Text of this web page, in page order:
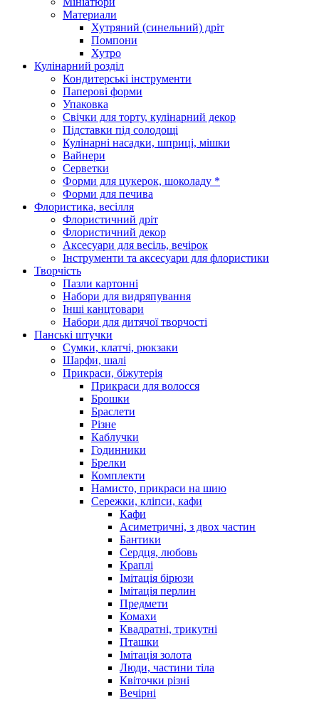
Материали
Хутряний (синельний) дріт
Помпони
Хутро
Кулінарний розділ
Кондитерські інструменти
Паперові форми
Упаковка
Свічки для торту, кулінарний декор
Підставки під солодощі
Кулінарні насадки, шприці, мішки
Вайнери
Серветки
Форми для цукерок, шоколаду *
Форми для печива
Флористика, весілля
Флористичний дріт
Флористичний декор
Аксесуари для весіль, вечірок
Інструменти та аксесуари для флористики
Творчість
Пазли картонні
Набори для видряпування
Інші канцтовари
Набори для дитячої творчості
Панські штучки
Сумки, клатчі, рюкзаки
Шарфи, шалі
Прикраси, біжутерія
Прикраси для волосся
Брошки
Браслети
Різне
Каблучки
Годинники
Брелки
Комплекти
Намисто, прикраси на шию
Сережки, кліпси, кафи
Кафи
Асиметричні, з двох частин
Бантики
Сердця, любовь
Краплі
Імітація бірюзи
Імітація перлин
Предмети
Комахи
Квадратні, трикутні
Пташки
Імітація золота
Люди, частини тіла
Квіточки різні
Вечірні